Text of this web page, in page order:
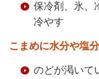
保冷剤、氷、
冷やす
こまめに水分や塩
のどが渇いて